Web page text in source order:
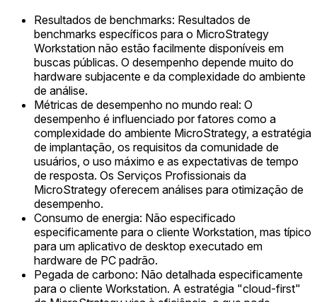
Resultados de benchmarks: Resultados de
benchmarks específicos para o MicroStrategy
Workstation não estão facilmente disponíveis em
buscas públicas. O desempenho depende muito do
hardware subjacente e da complexidade do ambiente
de análise.
Métricas de desempenho no mundo real: O
desempenho é influenciado por fatores como a
complexidade do ambiente MicroStrategy, a estratégia
de implantação, os requisitos da comunidade de
usuários, o uso máximo e as expectativas de tempo
de resposta. Os Serviços Profissionais da
MicroStrategy oferecem análises para otimização de
desempenho.
Consumo de energia: Não especificado
especificamente para o cliente Workstation, mas típico
para um aplicativo de desktop executado em
hardware de PC padrão.
Pegada de carbono: Não detalhada especificamente
para o cliente Workstation. A estratégia "cloud-first"